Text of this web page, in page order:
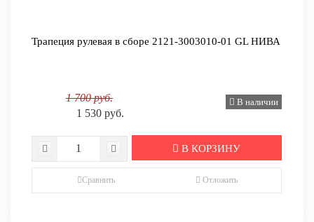
Трапеция рулевая в сборе 2121-3003010-01 GL НИВА
1 700 руб.
1 530 руб.
В наличии
В КОРЗИНУ
Сравнить Отложить